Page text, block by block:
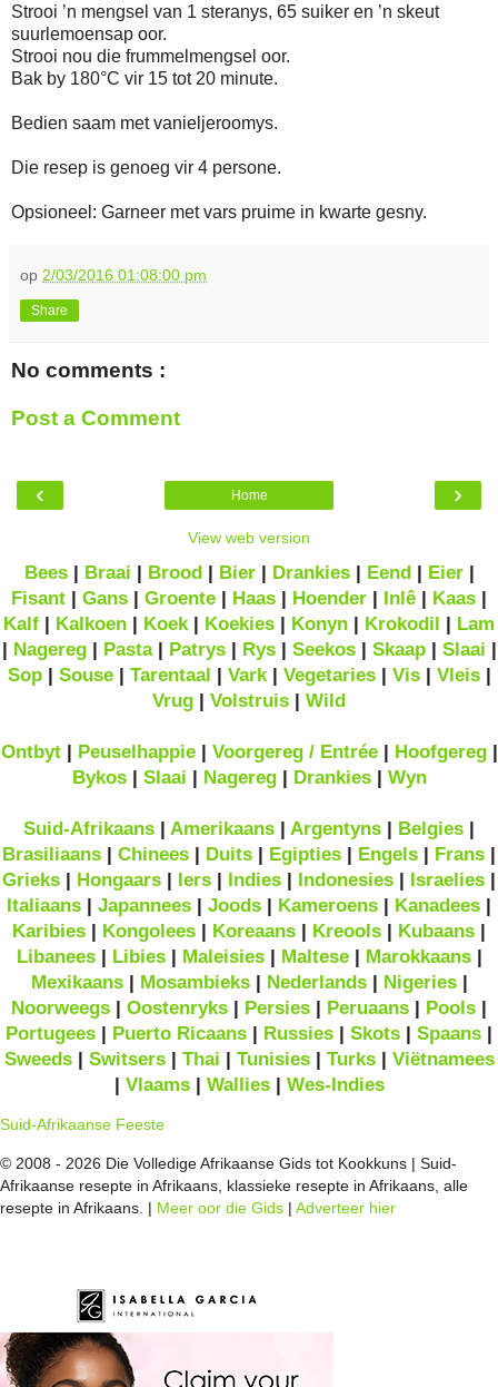
Strooi ’n mengsel van 1 steranys, 65 suiker en ’n skeut
suurlemoensap oor.
Strooi nou die frummelmengsel oor.
Bak by 180°C vir 15 tot 20 minute.
Bedien saam met vanieljeroomys.
Die resep is genoeg vir 4 persone.
Opsioneel: Garneer met vars pruime in kwarte gesny.
op 2/03/2016 01:08:00 pm
Share
No comments :
Post a Comment
‹ ›
Home
View web version
Bees| Braai | Brood| Bier| Drankies| Eend| Eier|
Fisant | Gans | Groente | Haas | Hoender | Inlê | Kaas |
Kalf | Kalkoen | Koek | Koekies | Konyn | Krokodil | Lam
| Nagereg| Pasta| Patrys| Rys| Seekos| Skaap| Slaai |
Sop| Souse| Tarentaal | Vark| Vegetaries| Vis| Vleis|
Vrug | Volstruis | Wild
Ontbyt| Peuselhappie| Voorgereg / Entrée| Hoofgereg|
Bykos| Slaai | Nagereg| Drankies| Wyn
Suid-Afrikaans | Amerikaans | Argentyns | Belgies |
Brasiliaans | Chinees | Duits | Egipties | Engels | Frans |
Grieks | Hongaars | Iers | Indies | Indonesies | Israelies |
Italiaans | Japannees | Joods | Kameroens | Kanadees |
Karibies | Kongolees | Koreaans | Kreools | Kubaans |
Libanees| Libies| Maleisies| Maltese| Marokkaans|
Mexikaans| Mosambieks| Nederlands| Nigeries|
Noorweegs | Oostenryks | Persies | Peruaans | Pools |
Portugees | Puerto Ricaans | Russies | Skots | Spaans |
Sweeds| Switsers| Thai | Tunisies| Turks| Viëtnamees
| Vlaams| Wallies| Wes-Indies
Suid-Afrikaanse Feeste
© 2008 - 2026 Die Volledige Afrikaanse Gids tot Kookkuns | Suid-
Afrikaanse resepte in Afrikaans, klassieke resepte in Afrikaans, alle
resepte in Afrikaans. | Meer oor die Gids | Adverteer hier